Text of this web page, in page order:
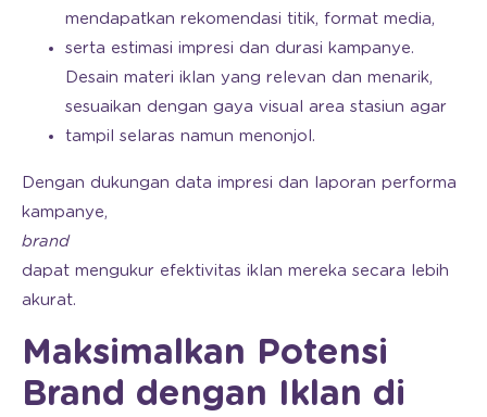
mendapatkan rekomendasi titik, format media,
serta estimasi impresi dan durasi kampanye.
Desain materi iklan yang relevan dan menarik,
sesuaikan dengan gaya visual area stasiun agar
tampil selaras namun menonjol.
Dengan dukungan data impresi dan laporan performa
kampanye,
brand
dapat mengukur efektivitas iklan mereka secara lebih
akurat.
Maksimalkan Potensi
Brand dengan Iklan di